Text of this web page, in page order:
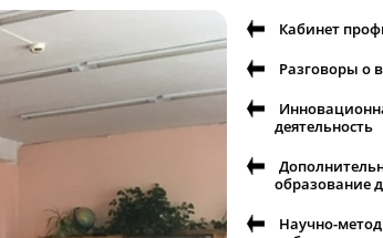
Кабинет
Разговоры о
деятельность
образование
Научно-